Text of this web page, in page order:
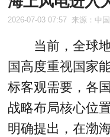
2026-07-03 07:57 来源：中
当前，全球
国高度重视国家
标客观需要，各
战略布局核心位
明确提出，在渤